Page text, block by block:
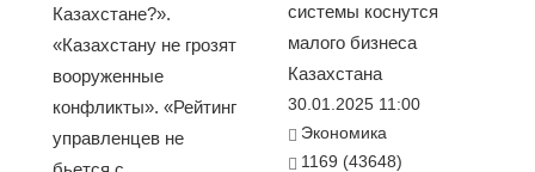
Казахстане?».
«Казахстану не грозят
вооруженные
конфликты». «Рейтинг
управленцев не
системы коснутся
малого бизнеса
Казахстана
30.01.2025 11:00
Экономика
1169 (43648)